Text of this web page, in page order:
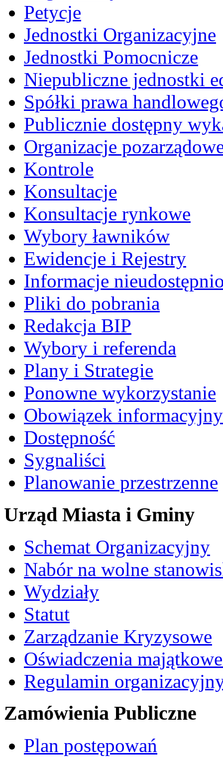
Petycje
Jednostki Organizacyjne
Jednostki Pomocnicze
Niepubliczne jednostki
Spółki prawa
Publicznie dostępny
Organizacje
Kontrole
Konsultacje
Konsultacje rynkowe
Wybory ławników
Ewidencje i Rejestry
Informacje
Pliki do pobrania
Redakcja BIP
Wybory i referenda
Plany i Strategie
Ponowne wykorzystanie
Obowiązek informacyjny
Dostępność
Sygnaliści
Planowanie przestrzenne
Urząd Miasta i Gminy
Schemat Organizacyjny
Nabór na wolne
Wydziały
Statut
Zarządzanie Kryzysowe
Oświadczenia
Regulamin
Zamówienia Publiczne
Plan postępowań